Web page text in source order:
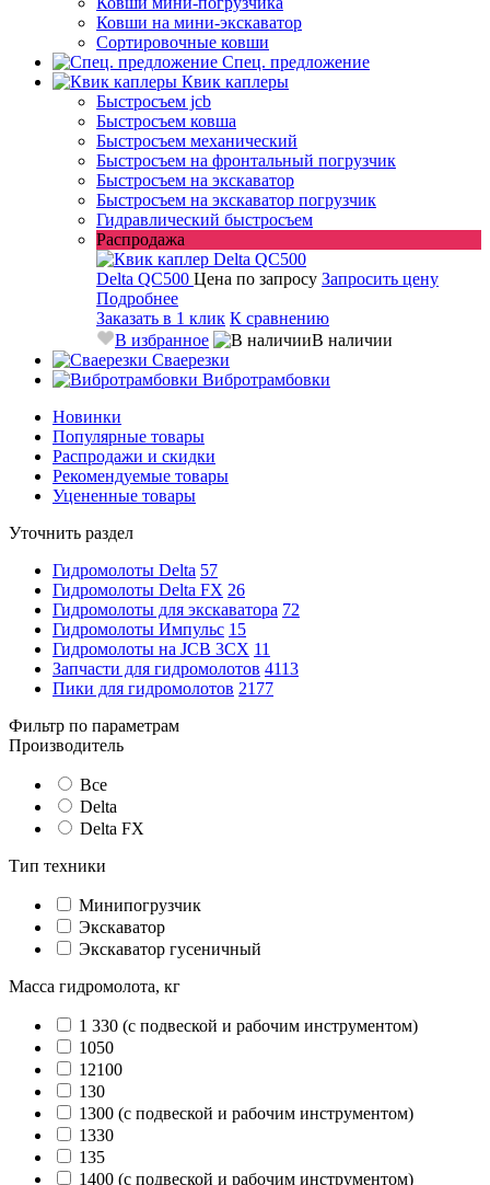
Ковши на мини-экскаватор
Сортировочные ковши
Спец. предложение
Квик каплеры
Быстросъем jcb
Быстросъем ковша
Быстросъем механический
Быстросъем на фронтальный погрузчик
Быстросъем на экскаватор
Быстросъем на экскаватор погрузчик
Гидравлический быстросъем
Распродажа
Delta QC500 Цена по запросу Запросить цену
Подробнее
Заказать в 1 клик К сравнению
В избранное
В наличии
Сваерезки
Вибротрамбовки
Новинки
Популярные товары
Распродажи и скидки
Рекомендуемые товары
Уцененные товары
Уточнить раздел
Гидромолоты Delta 57
Гидромолоты Delta FX 26
Гидромолоты для экскаватора 72
Гидромолоты Импульс 15
Гидромолоты на JCB 3CX 11
Запчасти для гидромолотов 4113
Пики для гидромолотов 2177
Фильтр по параметрам
Производитель
Все
Delta
Delta FX
Тип техники
Минипогрузчик
Экскаватор
Экскаватор гусеничный
Масса гидромолота, кг
1 330 (с подвеской и рабочим инструментом)
1050
12100
130
1300 (с подвеской и рабочим инструментом)
1330
135
1400 (с подвеской и рабочим инструментом)